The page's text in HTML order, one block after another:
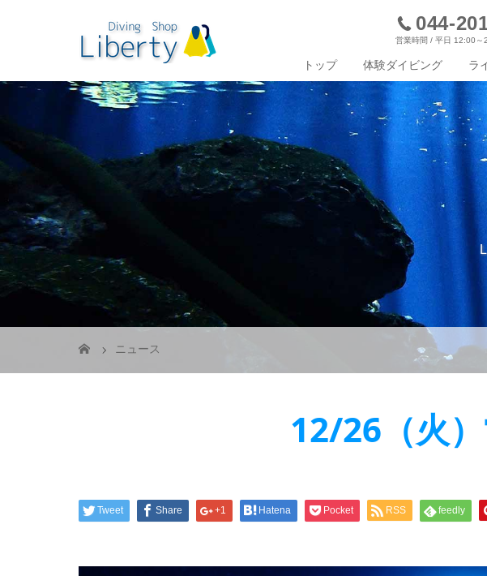
044-
営業時間 / 平日 12:00
トップ 体験ダイビング ラ
ニュース
12/26（火
Tweet Share +1 Hatena Pocket RSS feedly